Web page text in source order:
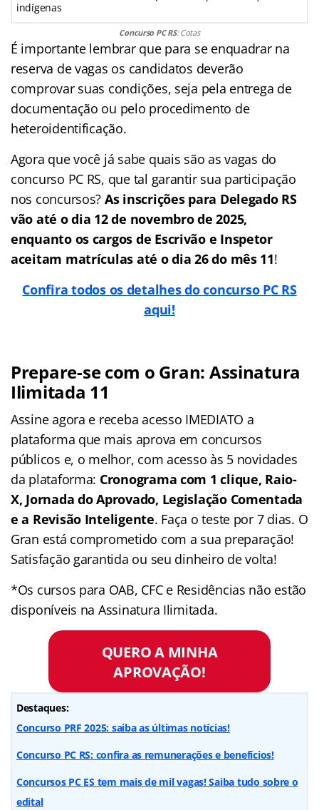
indígenas
Concurso PC RS: Cotas
É importante lembrar que para se enquadrar na
reserva de vagas os candidatos deverão
comprovar suas condições, seja pela entrega de
documentação ou pelo procedimento de
heteroidentificação.
Agora que você já sabe quais são as vagas do
concurso PC RS, que tal garantir sua participação
nos concursos? As inscrições para Delegado RS
vão até o dia 12 de novembro de 2025,
enquanto os cargos de Escrivão e Inspetor
aceitam matrículas até o dia 26 do mês 11!
Confira todos os detalhes do concurso PC RS
aqui!
Prepare-se com o Gran: Assinatura
Ilimitada 11
Assine agora e receba acesso IMEDIATO a
plataforma que mais aprova em concursos
públicos e, o melhor, com acesso às 5 novidades
da plataforma: Cronograma com 1 clique, Raio-
X, Jornada do Aprovado, Legislação Comentada
e a Revisão Inteligente. Faça o teste por 7 dias. O
Gran está comprometido com a sua preparação!
Satisfação garantida ou seu dinheiro de volta!
*Os cursos para OAB, CFC e Residências não estão
disponíveis na Assinatura Ilimitada.
QUERO A MINHA
APROVAÇÃO!
Destaques:
Concurso PRF 2025: saiba as últimas notícias!
Concurso PC RS: confira as remunerações e benefícios!
Concursos PC ES tem mais de mil vagas! Saiba tudo sobre o
edital